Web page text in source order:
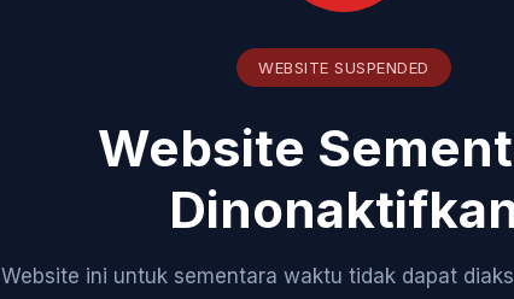
WEBSITE SUSPENDED
Website
Website ini untuk sementara waktu tidak dapat